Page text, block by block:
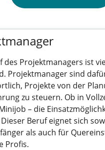
des Projektmanagers ist
Projektmanager sind
Projekte von der
zu steuern. Ob in
– die
Beruf eignet sich
als auch für
Profis.